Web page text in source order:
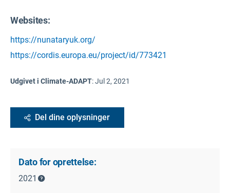
Websites:
https://nunataryuk.org/
https://cordis.europa.eu/project/id/773421
Udgivet i Climate-ADAPT:Jul 2, 2021
Del dine oplysninger
Dato for oprettelse:
2021